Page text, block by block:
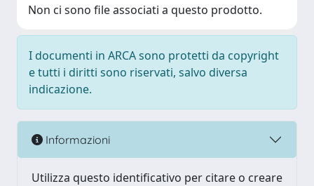
Non ci sono file associati a questo prodotto.
I documenti in ARCA sono protetti da copyright
e tutti i diritti sono riservati, salvo diversa
indicazione.
Informazioni
Utilizza questo identificativo per citare o creare